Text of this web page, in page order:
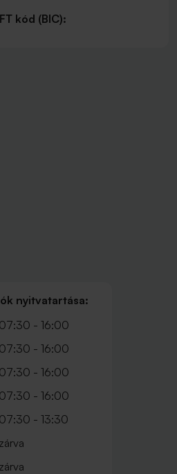
kód (BIC):
nyitvatartása:
07:30 - 16:00
07:30 - 16:00
07:30 - 16:00
07:30 - 16:00
07:30 - 13:30
zárva
zárva